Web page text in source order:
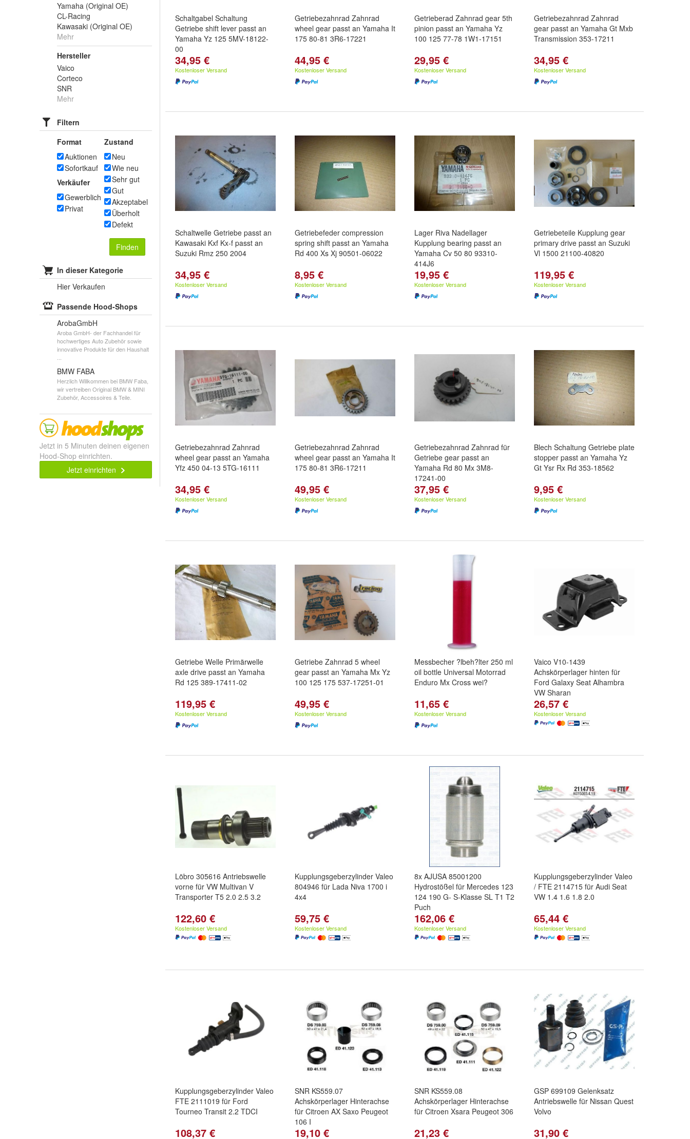
Yamaha (Original OE)
CL-Racing
Kawasaki (Original OE)
Mehr
Hersteller
Vaico
Corteco
SNR
Mehr
Filtern
Format
Auktionen
Sofortkauf
Verkäufer
Gewerblich
Privat
Zustand
Neu
Wie neu
Sehr gut
Gut
Akzeptabel
Überholt
Defekt
Finden
In dieser Kategorie
Hier Verkaufen
Passende Hood-Shops
ArobaGmbH
Aroba GmbH- der Fachhandel für
hochwertiges Auto Zubehör sowie
innovative Produkte für den Haushalt
BMW FABA
Herzlich Willkommen bei BMW Faba,
wir vertreiben Original BMW & MINI
Zubehör, Accessoires & Teile.
Jetzt in 5 Minuten deinen eigenen
Hood-Shop einrichten.
Jetzt einrichten
Schaltgabel Schaltung
Getriebe shift lever passt an
Yamaha Yz 125 5MV-18122-
00
34,95 €
Kostenloser Versand
Getriebezahnrad Zahnrad
wheel gear passt an Yamaha It
175 80-81 3R6-17221
44,95 €
Kostenloser Versand
Getrieberad Zahnrad gear 5th
pinion passt an Yamaha Yz
100 125 77-78 1W1-17151
29,95 €
Kostenloser Versand
Getriebezahnrad Zahnrad
gear passt an Yamaha Gt Mxb
Transmission 353-17211
34,95 €
Kostenloser Versand
Schaltwelle Getriebe passt an
Kawasaki Kxf Kx-f passt an
Suzuki Rmz 250 2004
34,95 €
Kostenloser Versand
Getriebefeder compression
spring shift passt an Yamaha
Rd 400 Xs Xj 90501-06022
8,95 €
Kostenloser Versand
Lager Riva Nadellager
Kupplung bearing passt an
Yamaha Cv 50 80 93310-
414J6
19,95 €
Kostenloser Versand
Getriebeteile Kupplung gear
primary drive passt an Suzuki
Vl 1500 21100-40820
119,95 €
Kostenloser Versand
Getriebezahnrad Zahnrad
wheel gear passt an Yamaha
Yfz 450 04-13 5TG-16111
34,95 €
Kostenloser Versand
Getriebezahnrad Zahnrad
wheel gear passt an Yamaha It
175 80-81 3R6-17211
49,95 €
Kostenloser Versand
Getriebezahnrad Zahnrad für
Getriebe gear passt an
Yamaha Rd 80 Mx 3M8-
17241-00
37,95 €
Kostenloser Versand
Blech Schaltung Getriebe plate
stopper passt an Yamaha Yz
Gt Ysr Rx Rd 353-18562
9,95 €
Kostenloser Versand
Getriebe Welle Primärwelle
axle drive passt an Yamaha
Rd 125 389-17411-02
119,95 €
Kostenloser Versand
Getriebe Zahnrad 5 wheel
gear passt an Yamaha Mx Yz
100 125 175 537-17251-01
49,95 €
Kostenloser Versand
Messbecher ?lbeh?lter 250 ml
oil bottle Universal Motorrad
Enduro Mx Cross wei?
11,65 €
Kostenloser Versand
Vaico V10-1439
Achskörperlager hinten für
Ford Galaxy Seat Alhambra
VW Sharan
26,57 €
Kostenloser Versand
Löbro 305616 Antriebswelle
vorne für VW Multivan V
Transporter T5 2.0 2.5 3.2
122,60 €
Kostenloser Versand
Kupplungsgeberzylinder Valeo
804946 für Lada Niva 1700 i
4x4
59,75 €
Kostenloser Versand
8x AJUSA 85001200
Hydrostößel für Mercedes 123
124 190 G- S-Klasse SL T1 T2
Puch
162,06 €
Kostenloser Versand
Kupplungsgeberzylinder Valeo
/ FTE 2114715 für Audi Seat
VW 1.4 1.6 1.8 2.0
65,44 €
Kostenloser Versand
Kupplungsgeberzylinder Valeo
FTE 2111019 für Ford
Tourneo Transit 2.2 TDCI
108,37 €
SNR KS559.07
Achskörperlager Hinterachse
für Citroen AX Saxo Peugeot
106 I
19,10 €
SNR KS559.08
Achskörperlager Hinterachse
für Citroen Xsara Peugeot 306
21,23 €
GSP 699109 Gelenksatz
Antriebswelle für Nissan Quest
Volvo
31,90 €